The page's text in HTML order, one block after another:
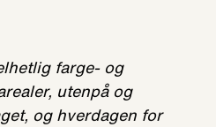
farge- og
utenpå og
og hverdagen for